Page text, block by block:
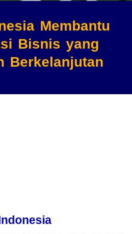
Membantu
Bisnis yang
Berkelanjutan